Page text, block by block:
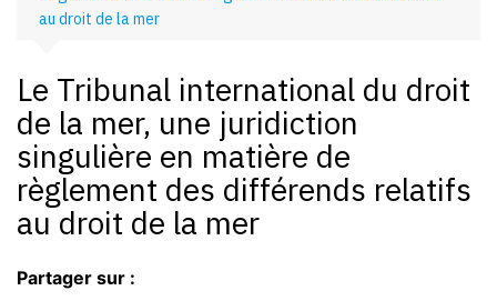
au droit de la mer
Le Tribunal international du droit
de la mer, une juridiction
singulière en matière de
règlement des différends relatifs
au droit de la mer
Partager sur :